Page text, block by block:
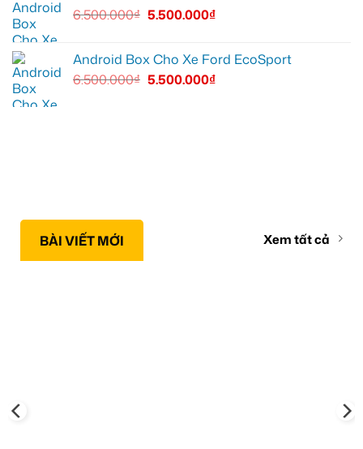
6.500.000₫ 5.500.000₫
Android Box Cho Xe Ford EcoSport
6.500.000₫ 5.500.000₫
BÀI VIẾT MỚI Xem tất cả